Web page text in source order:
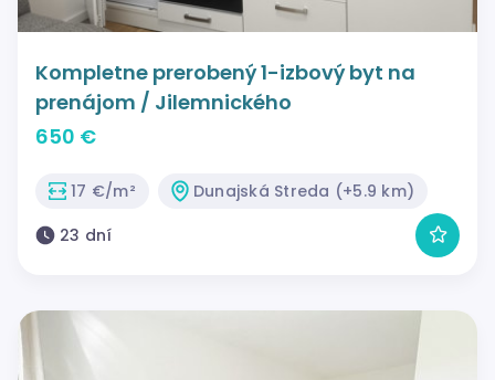
Kompletne prerobený 1-izbový byt na
prenájom / Jilemnického
650 €
17 €/m²
Dunajská Streda (+5.9 km)
23 dní